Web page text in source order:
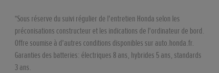
*Sous réserve du suivi régulier de l'entretien Honda selon les
préconisations constructeur et les indications de l'ordinateur de bord.
Offre soumise à d'autres conditions disponibles sur auto.honda.fr.
Garanties des batteries: électriques 8 ans, hybrides 5 ans, standards
3 ans.